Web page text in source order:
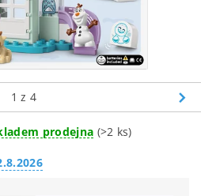
1 z 4
prodejna (>2 ks)